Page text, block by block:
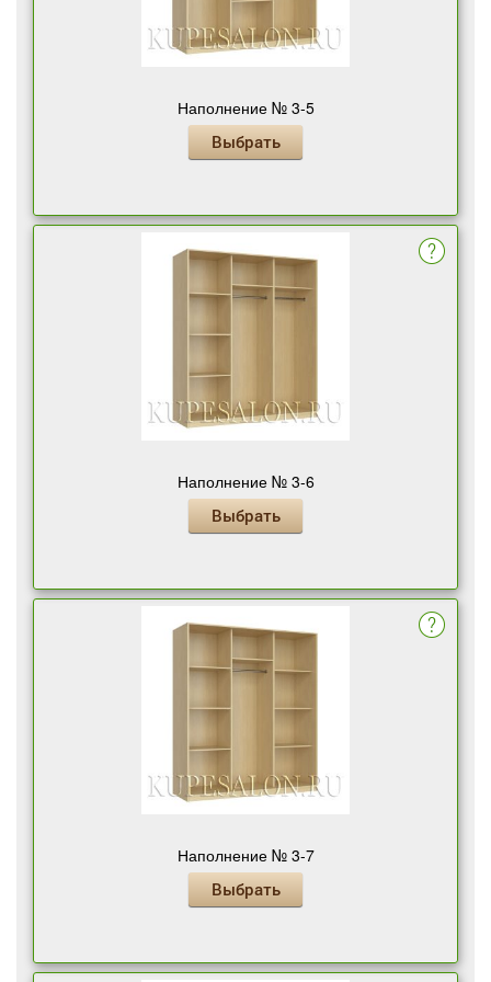
Наполнение № 3-5
Выбрать
Наполнение № 3-6
Выбрать
Наполнение № 3-7
Выбрать